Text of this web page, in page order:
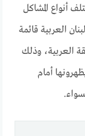
أنواع المشاكل
العربية قائمة
العربية، وذلك
أمام